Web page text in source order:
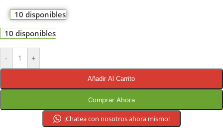
10 disponibles
10 disponibles
- +
Añadir Al Carrito
Comprar Ahora
¡Chatea con nosotros ahora mismo!